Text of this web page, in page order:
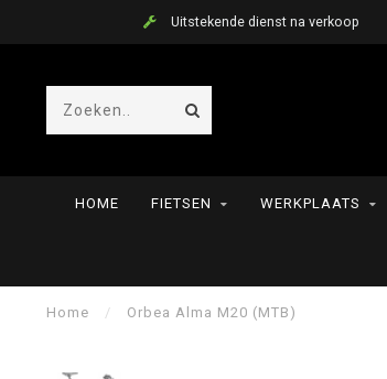
Uitstekende dienst na verkoop
HOME FIETSEN WERKPLAATS
Home / Orbea Alma M20 (MTB)